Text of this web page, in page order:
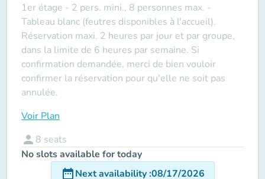
1er étage - 2 pers. mini., 8 personnes max. -
Tableau blanc (feutres disponibles à l'accueil).
Réservation maxi. 2 heures par jour et par groupe,
dans la limite de 6 heures par semaine. Si
confirmation demandée, merci de bien vouloir
confirmer la réservation pour qu'elle ne soit pas
annulée.
Voir Plan
person 8 seats
No slots available for today
date_rangeNext availability:08/17/2026